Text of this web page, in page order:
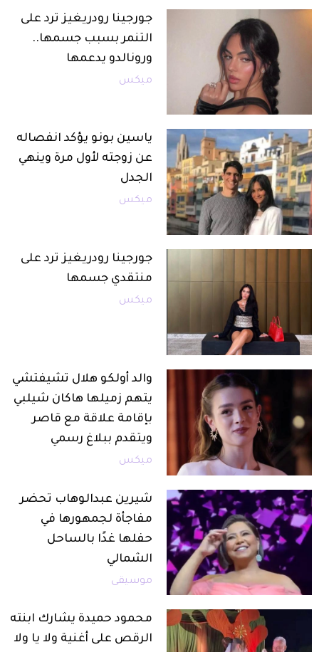
جورجينا رودريغيز ترد على
التنمر بسبب جسمها..
ورونالدو يدعمها
ميكس
ياسين بونو يؤكد انفصاله
عن زوجته لأول مرة وينهي
الجدل
ميكس
جورجينا رودريغيز ترد على
منتقدي جسمها
ميكس
والد أولكو هلال تشيفتشي
يتهم زميلها هاكان شيلبي
بإقامة علاقة مع قاصر
ويتقدم ببلاغ رسمي
ميكس
شيرين عبدالوهاب تحضر
مفاجأة لجمهورها في
حفلها غدًا بالساحل
الشمالي
موسيقى
محمود حميدة يشارك ابنته
الرقص على أغنية ولا يا ولا